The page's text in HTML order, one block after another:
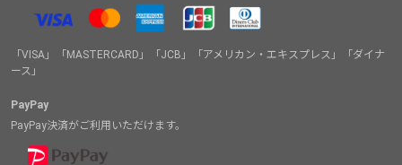
「VISA」「MASTERCARD」「JCB」「アメリカン・エキスプレス」「ダイナ
ース」
PayPay
PayPay決済がご利用いただけます。